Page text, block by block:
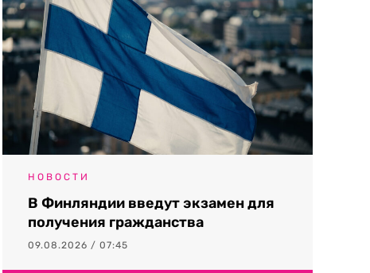
НОВОСТИ
В Финляндии введут экзамен для
получения гражданства
09.08.2026 / 07:45